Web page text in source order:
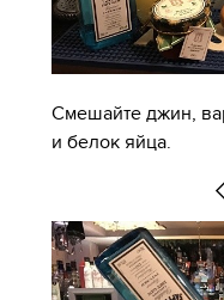
Смешайте джин,
и белок яйца.